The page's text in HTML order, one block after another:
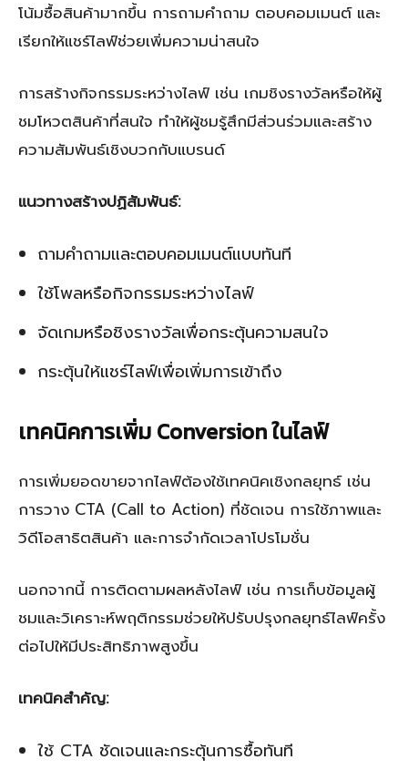
โน้มซื้อสินค้ามากขึ้น การถามคำถาม ตอบคอมเมนต์ และ
เรียกให้แชร์ไลฟ์ช่วยเพิ่มความน่าสนใจ
การสร้างกิจกรรมระหว่างไลฟ์ เช่น เกมชิงรางวัลหรือให้ผู้
ชมโหวตสินค้าที่สนใจ ทำให้ผู้ชมรู้สึกมีส่วนร่วมและสร้าง
ความสัมพันธ์เชิงบวกกับแบรนด์
แนวทางสร้างปฏิสัมพันธ์:
ถามคำถามและตอบคอมเมนต์แบบทันที
ใช้โพลหรือกิจกรรมระหว่างไลฟ์
จัดเกมหรือชิงรางวัลเพื่อกระตุ้นความสนใจ
กระตุ้นให้แชร์ไลฟ์เพื่อเพิ่มการเข้าถึง
เทคนิคการเพิ่ม Conversion ในไลฟ์
การเพิ่มยอดขายจากไลฟ์ต้องใช้เทคนิคเชิงกลยุทธ์ เช่น
การวาง CTA (Call to Action) ที่ชัดเจน การใช้ภาพและ
วิดีโอสาธิตสินค้า และการจำกัดเวลาโปรโมชั่น
นอกจากนี้ การติดตามผลหลังไลฟ์ เช่น การเก็บข้อมูลผู้
ชมและวิเคราะห์พฤติกรรมช่วยให้ปรับปรุงกลยุทธ์ไลฟ์ครั้ง
ต่อไปให้มีประสิทธิภาพสูงขึ้น
เทคนิคสำคัญ:
ใช้ CTA ชัดเจนและกระตุ้นการซื้อทันที